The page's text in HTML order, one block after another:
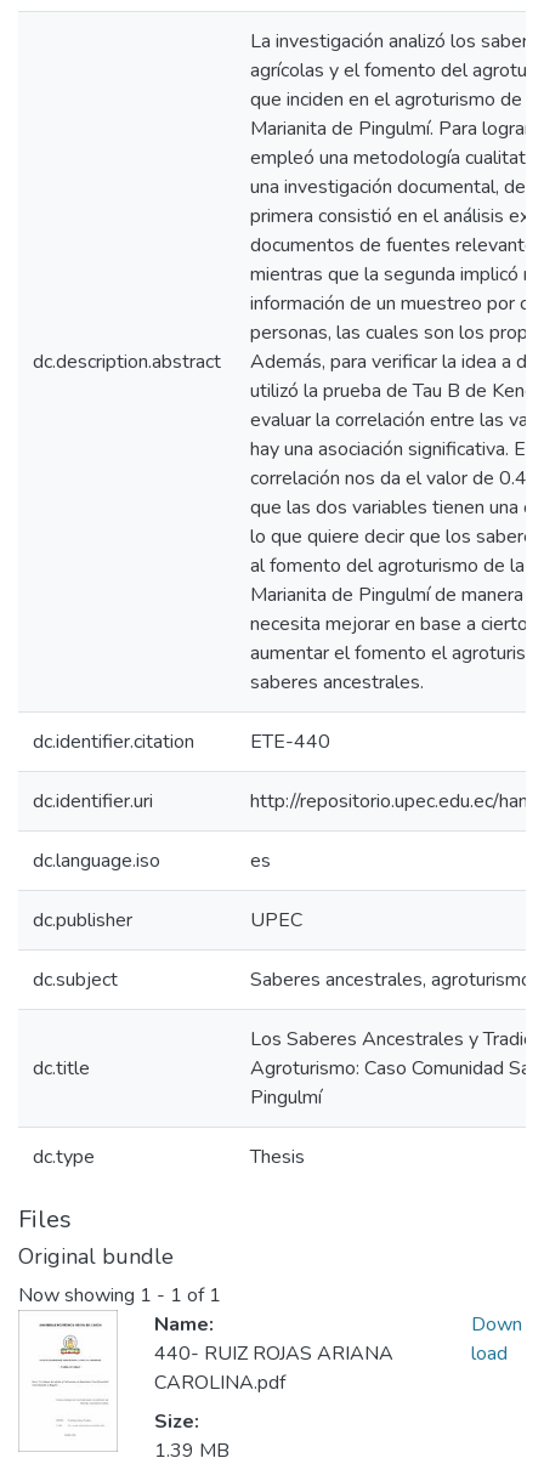
dc.description.abstract
La investigación analizó los
agrícolas y el fomento del
que inciden en el agroturismo de
Marianita de Pingulmí. Para lograr
empleó una metodología
una investigación documental, de
primera consistió en el análisis
documentos de fuentes
mientras que la segunda implicó
información de un muestreo por
personas, las cuales son los
Además, para verificar la idea a
utilizó la prueba de Tau B de
evaluar la correlación entre las
hay una asociación significativa. El
correlación nos da el valor de
que las dos variables tienen una
lo que quiere decir que los
al fomento del agroturismo de la
Marianita de Pingulmí de manera
necesita mejorar en base a ciertos
aumentar el fomento el
saberes ancestrales.
dc.identifier.citation ETE-440
dc.identifier.uri http://repositorio.upec.edu.ec/
dc.language.iso es
dc.publisher UPEC
dc.subject Saberes ancestrales, agroturismo,
dc.title
Los Saberes Ancestrales y
Agroturismo: Caso Comunidad
Pingulmí
dc.type Thesis
Files
Original bundle
Now showing 1 - 1 of 1
Name:
440- RUIZ ROJAS ARIANA
CAROLINA.pdf
Size:
1.39 MB
Down
load